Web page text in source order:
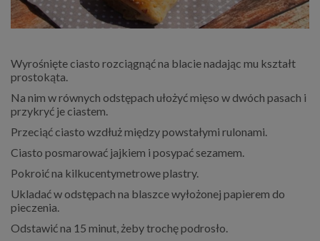
Wyrośnięte ciasto rozciągnąć na blacie nadając mu kształt
prostokąta.
Na nim w równych odstępach ułożyć mięso w dwóch pasach i
przykryć je ciastem.
Przeciąć ciasto wzdłuż między powstałymi rulonami.
Ciasto posmarować jajkiem i posypać sezamem.
Pokroić na kilkucentymetrowe plastry.
Ukladać w odstępach na blaszce wyłożonej papierem do
pieczenia.
Odstawić na 15 minut, żeby trochę podrosło.